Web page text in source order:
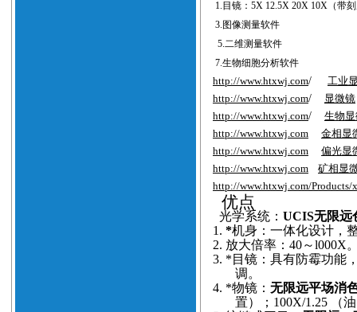
1. 目镜： 5X 12.5X 20X 10X（带
3. 图像测量软件
5.二维测量软件
7.生物细胞分析软件
http://www.htxwj.com/
工业
http://www.htxwj.com/
显微镜
http://www.htxwj.com/
生物
http://www.htxwj.com
金相显
http://www.htxwj.com
偏光显
http://www.htxwj.com
矿相显
http://www.htxwj.com/
优点
光学系统： UCIS无限远
1. *机身：一体化设计，
2. 放大倍率：40～l000X
3. *目镜：具有防霉功能
调。
4. *物镜： 无限远平场消
置）；100X/1.25 （